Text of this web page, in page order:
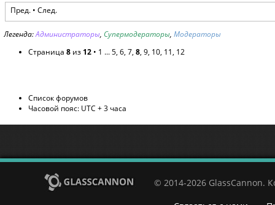
Пред.• След.
Легенда:Администраторы, Супермодераторы, Модераторы
Страница 8 из 12 • 1 ...5, 6, 7, 8, 9, 10, 11, 12
Список форумов
Часовой пояс: UTC + 3 часа
© 2014-2026 GlassCannon.